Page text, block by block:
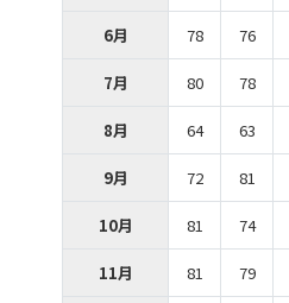
6月 78 76
7月 80 78
8月 64 63
9月 72 81
10月 81 74
11月 81 79